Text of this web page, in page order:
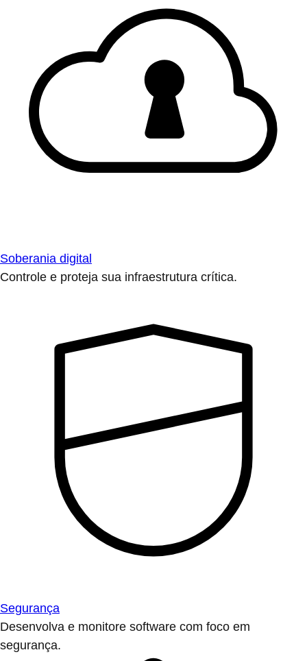
Soberania digital
Controle e proteja sua infraestrutura crítica.
Segurança
Desenvolva e monitore software com foco em
segurança.